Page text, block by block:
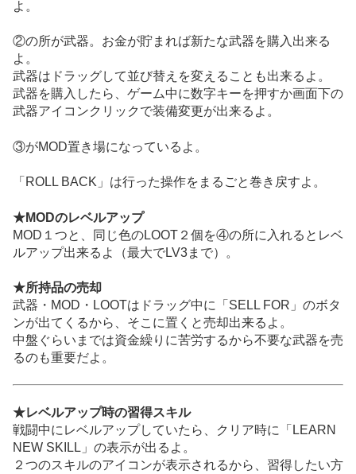
よ。
②の所が武器。お金が貯まれば新たな武器を購入出来る
よ。
武器はドラッグして並び替えを変えることも出来るよ。
武器を購入したら、ゲーム中に数字キーを押すか画面下の
武器アイコンクリックで装備変更が出来るよ。
③がMOD置き場になっているよ。
「ROLL BACK」は行った操作をまるごと巻き戻すよ。
★MODのレベルアップ
MOD１つと、同じ色のLOOT２個を④の所に入れるとレベ
ルアップ出来るよ（最大でLV3まで）。
★所持品の売却
武器・MOD・LOOTはドラッグ中に「SELL FOR」のボタ
ンが出てくるから、そこに置くと売却出来るよ。
中盤ぐらいまでは資金繰りに苦労するから不要な武器を売
るのも重要だよ。
★レベルアップ時の習得スキル
戦闘中にレベルアップしていたら、クリア時に「LEARN
NEW SKILL」の表示が出るよ。
２つのスキルのアイコンが表示されるから、習得したい方